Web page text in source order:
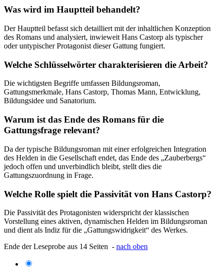
Was wird im Hauptteil behandelt?
Der Hauptteil befasst sich detailliert mit der inhaltlichen Konzeption
des Romans und analysiert, inwieweit Hans Castorp als typischer
oder untypischer Protagonist dieser Gattung fungiert.
Welche Schlüsselwörter charakterisieren die Arbeit?
Die wichtigsten Begriffe umfassen Bildungsroman,
Gattungsmerkmale, Hans Castorp, Thomas Mann, Entwicklung,
Bildungsidee und Sanatorium.
Warum ist das Ende des Romans für die
Gattungsfrage relevant?
Da der typische Bildungsroman mit einer erfolgreichen Integration
des Helden in die Gesellschaft endet, das Ende des „Zauberbergs“
jedoch offen und unverbindlich bleibt, stellt dies die
Gattungszuordnung in Frage.
Welche Rolle spielt die Passivität von Hans Castorp?
Die Passivität des Protagonisten widerspricht der klassischen
Vorstellung eines aktiven, dynamischen Helden im Bildungsroman
und dient als Indiz für die „Gattungswidrigkeit“ des Werkes.
Ende der Leseprobe aus 14 Seiten - nach oben